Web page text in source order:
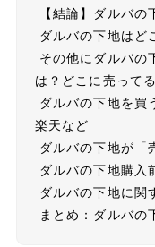
【結論】ダルバの
ダルバの下地はど
その他にダルバの
は？どこに売って
ダルバの下地を買
楽天など
ダルバの下地が「
ダルバの下地購入
ダルバの下地に関
まとめ：ダルバの